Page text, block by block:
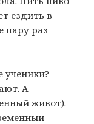
ездить в
пару раз
ученики?
А
живот).